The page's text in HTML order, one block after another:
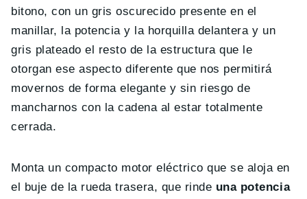
bitono, con un gris oscurecido presente en el
manillar, la potencia y la horquilla delantera y un
gris plateado el resto de la estructura que le
otorgan ese aspecto diferente que nos permitirá
movernos de forma elegante y sin riesgo de
mancharnos con la cadena al estar totalmente
cerrada.
Monta un compacto motor eléctrico que se aloja en
el buje de la rueda trasera, que rinde una potencia